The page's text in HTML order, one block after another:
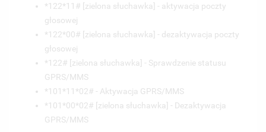
*122*11# [zielona słuchawka] - aktywacja poczty
głosowej
*122*00# [zielona słuchawka] - dezaktywacja poczty
głosowej
*122# [zielona słuchawka] - Sprawdzenie statusu
GPRS/MMS
*101*11*02# - Aktywacja GPRS/MMS
*101*00*02# [zielona słuchawka] - Dezaktywacja
GPRS/MMS